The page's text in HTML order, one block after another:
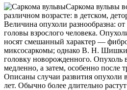
Саркома вульвы
различном возрасте: в детском,
Величина опухоли разнообразна:
головы взрослого человека.
носят смешанный характер —
миксосаркомы; однако В. Н.
головку новорожденного. Опухоль
медленно, а затем, особенно после
Описаны случаи развития опухоли
лет. Обычно более длительно